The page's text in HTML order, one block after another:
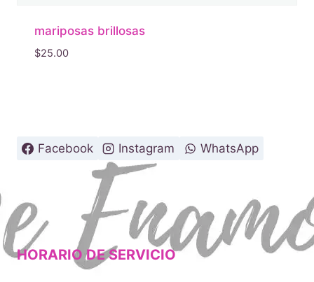
mariposas brillosas
$25.00
Facebook Instagram WhatsApp
HORARIO DE SERVICIO